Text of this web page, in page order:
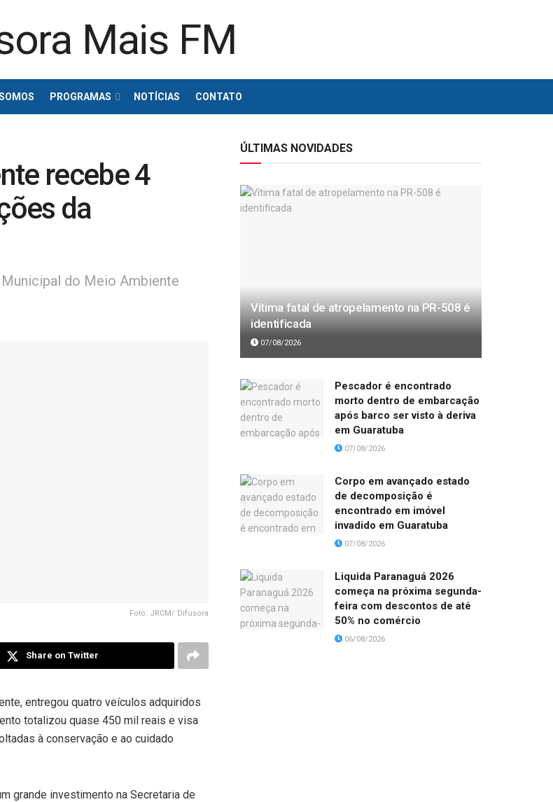
PROGRAMAS NOTÍCIAS CONTATO
recebe 4
da
do Meio Ambiente
Foto: JRCM/ Difusora
Share on Twitter
entregou quatro veículos adquiridos
totalizou quase 450 mil reais e visa
à conservação e ao cuidado
grande investimento na Secretaria de
ÚLTIMAS NOVIDADES
Vítima fatal de atropelamento na PR-508 é
identificada
07/08/2026
Pescador é encontrado
morto dentro de embarcação
após barco ser visto à deriva
em Guaratuba
07/08/2026
Corpo em avançado estado
de decomposição é
encontrado em imóvel
invadido em Guaratuba
07/08/2026
Liquida Paranaguá 2026
começa na próxima segunda-
feira com descontos de até
50% no comércio
06/08/2026